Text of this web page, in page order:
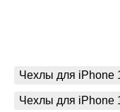
Чехлы для iPhone
Чехлы для iPhone